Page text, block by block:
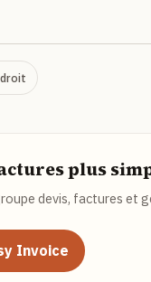
plus
devis, factures et
Invoice